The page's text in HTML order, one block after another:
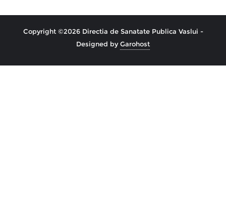
Copyright ©2026 Directia de Sanatate Publica Vaslui -
Designed byGarohost